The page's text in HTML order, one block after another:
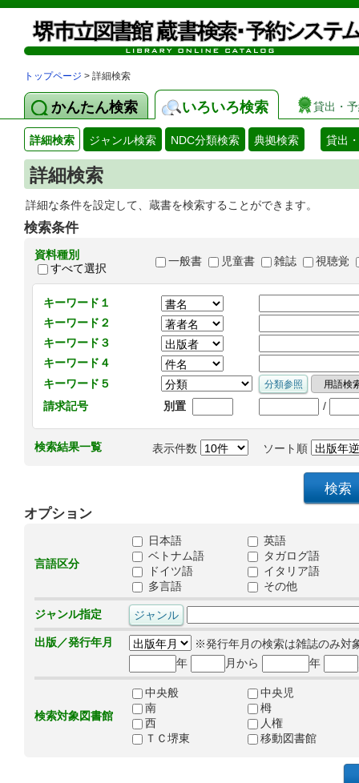
トップページ > 詳細検索
かんたん検索 いろいろ検索 貸出・
詳細検索 ジャンル検索 NDC分類検索 典拠検索 貸出
詳細検索
詳細な条件を設定して、蔵書を検索することができます。
検索条件
資料種別
すべて選択
一般書 児童書 雑誌 視聴覚
キーワード１
キーワード２
キーワード３
キーワード４
キーワード５
請求記号
別置 /
検索結果一覧 表示件数 ソート順
オプション
言語区分
日本語
英語
ベトナム語
タガログ語
ドイツ語
イタリア語
多言語
その他
ジャンル指定
出版／発行年月
※発行年月の検索は雑誌のみ対
年
月から 年
検索対象図書館
中央般
中央児
南
栂
西
人権
ＴＣ堺東
移動図書館